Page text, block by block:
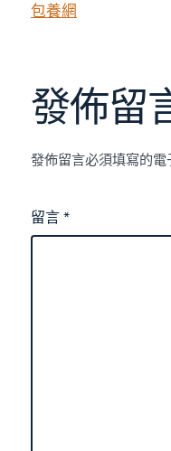
包養網
發佈留
發佈留言必須填寫的電
留言*